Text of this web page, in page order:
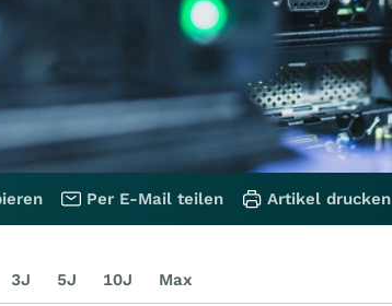
Per E-Mail teilen Artikel drucken
3J 5J 10J Max